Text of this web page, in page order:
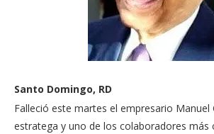
Santo Domingo, RD
Falleció este martes el empresario Manuel
estratega y uno de los colaboradores más